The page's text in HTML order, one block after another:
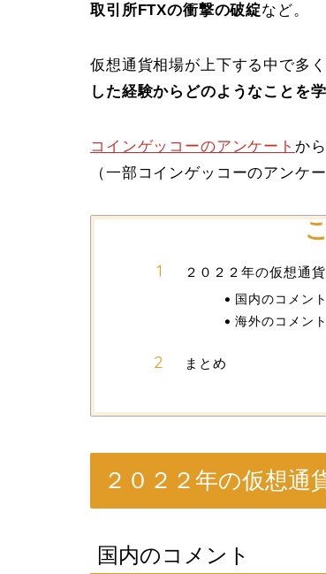
取引所FTXの衝撃の破綻など。
仮想通貨相場が上下する中で多
した経験からどのようなことを
コインゲッコーのアンケート か
（一部コインゲッコーのアンケ
２０２２年の仮想通
国内のコメント
海外のコメン
まとめ
２０２２年の仮想通
国内のコメント